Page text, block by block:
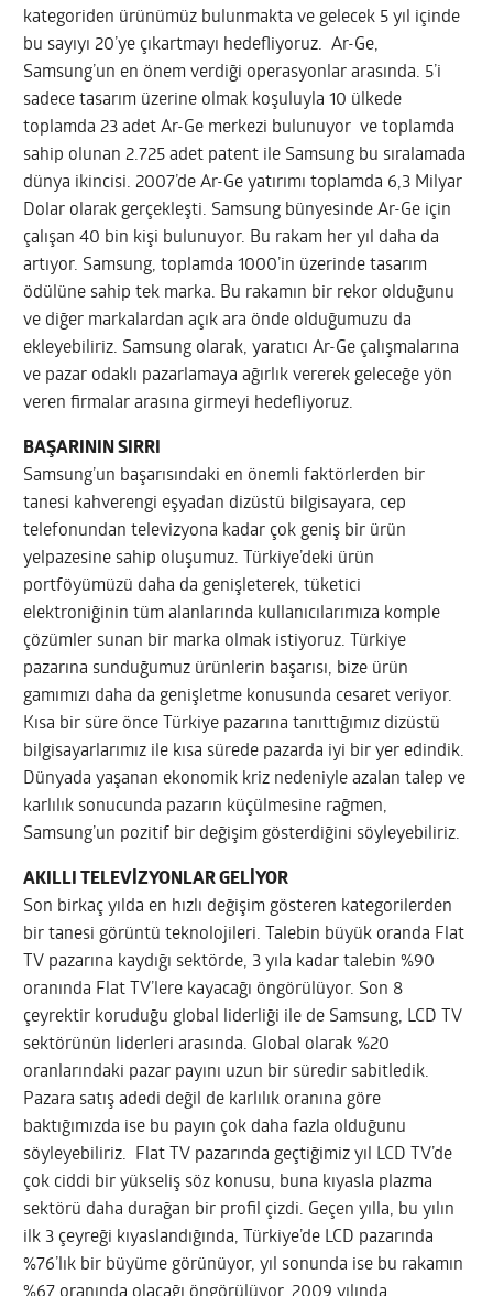
kategoriden ürünümüz bulunmakta ve gelecek 5 yıl içinde
bu sayıyı 20’ye çıkartmayı hedefliyoruz. Ar-Ge,
Samsung’un en önem verdiği operasyonlar arasında. 5’i
sadece tasarım üzerine olmak koşuluyla 10 ülkede
toplamda 23 adet Ar-Ge merkezi bulunuyor ve toplamda
sahip olunan 2.725 adet patent ile Samsung bu sıralamada
dünya ikincisi. 2007’de Ar-Ge yatırımı toplamda 6,3 Milyar
Dolar olarak gerçekleşti. Samsung bünyesinde Ar-Ge için
çalışan 40 bin kişi bulunuyor. Bu rakam her yıl daha da
artıyor. Samsung, toplamda 1000’in üzerinde tasarım
ödülüne sahip tek marka. Bu rakamın bir rekor olduğunu
ve diğer markalardan açık ara önde olduğumuzu da
ekleyebiliriz. Samsung olarak, yaratıcı Ar-Ge çalışmalarına
ve pazar odaklı pazarlamaya ağırlık vererek geleceğe yön
veren firmalar arasına girmeyi hedefliyoruz.
BAŞARININ SIRRI
Samsung’un başarısındaki en önemli faktörlerden bir
tanesi kahverengi eşyadan dizüstü bilgisayara, cep
telefonundan televizyona kadar çok geniş bir ürün
yelpazesine sahip oluşumuz. Türkiye’deki ürün
portföyümüzü daha da genişleterek, tüketici
elektroniğinin tüm alanlarında kullanıcılarımıza komple
çözümler sunan bir marka olmak istiyoruz. Türkiye
pazarına sunduğumuz ürünlerin başarısı, bize ürün
gamımızı daha da genişletme konusunda cesaret veriyor.
Kısa bir süre önce Türkiye pazarına tanıttığımız dizüstü
bilgisayarlarımız ile kısa sürede pazarda iyi bir yer edindik.
Dünyada yaşanan ekonomik kriz nedeniyle azalan talep ve
karlılık sonucunda pazarın küçülmesine rağmen,
Samsung’un pozitif bir değişim gösterdiğini söyleyebiliriz.
AKILLI TELEVİZYONLAR GELİYOR
Son birkaç yılda en hızlı değişim gösteren kategorilerden
bir tanesi görüntü teknolojileri. Talebin büyük oranda Flat
TV pazarına kaydığı sektörde, 3 yıla kadar talebin %90
oranında Flat TV’lere kayacağı öngörülüyor. Son 8
çeyrektir koruduğu global liderliği ile de Samsung, LCD TV
sektörünün liderleri arasında. Global olarak %20
oranlarındaki pazar payını uzun bir süredir sabitledik.
Pazara satış adedi değil de karlılık oranına göre
baktığımızda ise bu payın çok daha fazla olduğunu
söyleyebiliriz. Flat TV pazarında geçtiğimiz yıl LCD TV’de
çok ciddi bir yükseliş söz konusu, buna kıyasla plazma
sektörü daha durağan bir profil çizdi. Geçen yılla, bu yılın
ilk 3 çeyreği kıyaslandığında, Türkiye’de LCD pazarında
%76’lık bir büyüme görünüyor, yıl sonunda ise bu rakamın